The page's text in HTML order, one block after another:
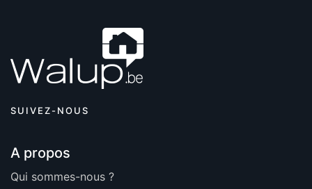
SUIVEZ-NOUS
A propos
Qui sommes-nous ?